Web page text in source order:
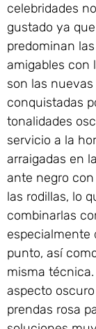
celebridades
gustado ya
predominan
amigables con
son las
conquistadas
tonalidades
servicio a la
arraigadas en
ante negro
las rodillas, lo
combinarlas
especialmente
punto, así
misma
aspecto
prendas rosa